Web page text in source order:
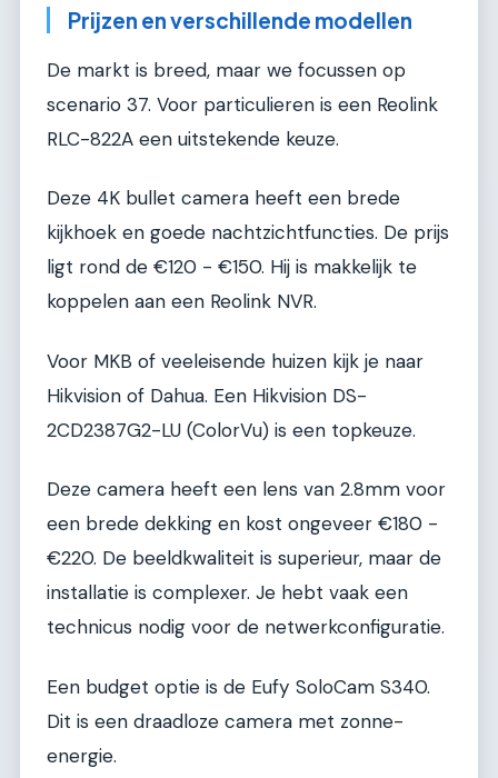
Prijzen en verschillende modellen
De markt is breed, maar we focussen op
scenario 37. Voor particulieren is een Reolink
RLC-822A een uitstekende keuze.
Deze 4K bullet camera heeft een brede
kijkhoek en goede nachtzichtfuncties. De prijs
ligt rond de €120 - €150. Hij is makkelijk te
koppelen aan een Reolink NVR.
Voor MKB of veeleisende huizen kijk je naar
Hikvision of Dahua. Een Hikvision DS-
2CD2387G2-LU (ColorVu) is een topkeuze.
Deze camera heeft een lens van 2.8mm voor
een brede dekking en kost ongeveer €180 -
€220. De beeldkwaliteit is superieur, maar de
installatie is complexer. Je hebt vaak een
technicus nodig voor de netwerkconfiguratie.
Een budget optie is de Eufy SoloCam S340.
Dit is een draadloze camera met zonne-
energie.